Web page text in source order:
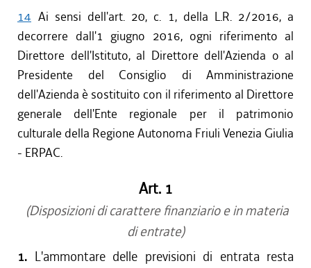
14 Ai sensi dell'art. 20, c. 1, della L.R. 2/2016, a
decorrere dall'1 giugno 2016, ogni riferimento al
Direttore dell'Istituto, al Direttore dell'Azienda o al
Presidente del Consiglio di Amministrazione
dell'Azienda è sostituito con il riferimento al Direttore
generale dell'Ente regionale per il patrimonio
culturale della Regione Autonoma Friuli Venezia Giulia
- ERPAC.
Art. 1
(Disposizioni di carattere finanziario e in materia
di entrate)
1. L'ammontare delle previsioni di entrata resta